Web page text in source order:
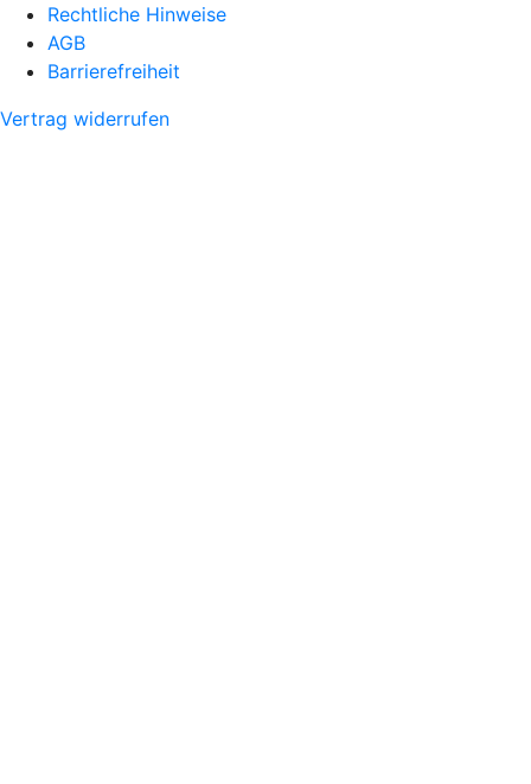
Rechtliche Hinweise
AGB
Barrierefreiheit
Vertrag widerrufen